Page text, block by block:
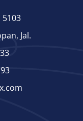
Jal.